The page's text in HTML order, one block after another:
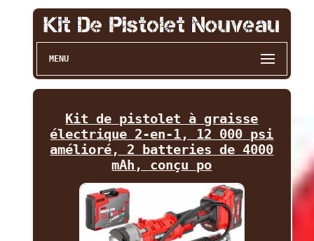
MENU
Kit de pistolet à graisse
électrique 2-en-1, 12 000 psi
amélioré, 2 batteries de 4000
mAh, conçu po